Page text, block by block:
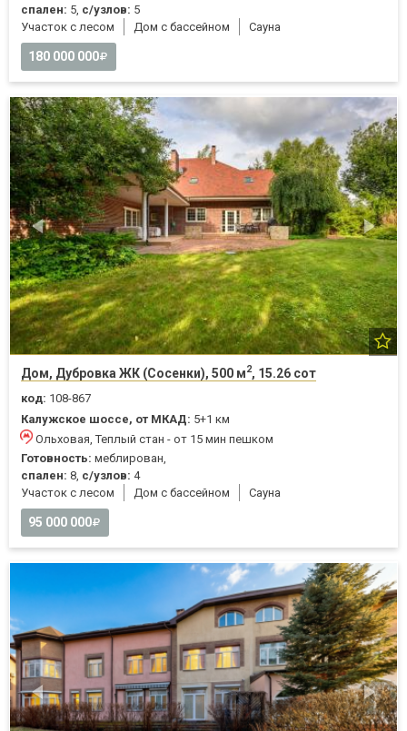
спален: 5, с/узлов: 5
Участок с лесом
Дом с бассейном Cауна
180 000 000
Дом, Дубровка ЖК (Сосенки), 500 м2, 15.26 сот
код: 108-867
Калужское шоссе, от МКАД: 5+1 км
Ольховая, Теплый стан - от 15 мин пешком
Готовность: меблирован,
спален: 8, с/узлов: 4
Участок с лесом
Дом с бассейном Cауна
95 000 000